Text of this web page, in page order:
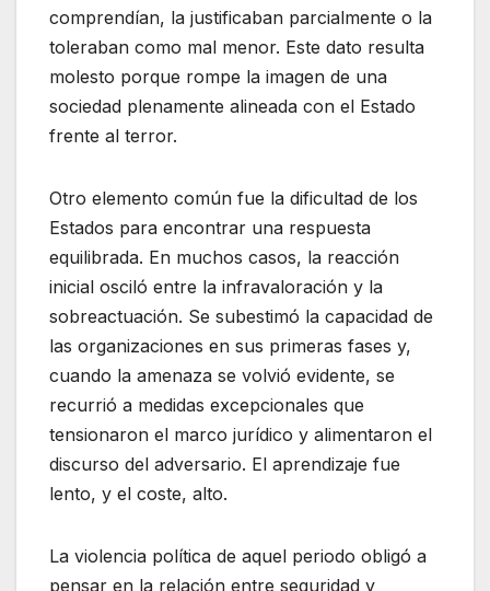
comprendían, la justificaban parcialmente o la
toleraban como mal menor. Este dato resulta
molesto porque rompe la imagen de una
sociedad plenamente alineada con el Estado
frente al terror.
Otro elemento común fue la dificultad de los
Estados para encontrar una respuesta
equilibrada. En muchos casos, la reacción
inicial osciló entre la infravaloración y la
sobreactuación. Se subestimó la capacidad de
las organizaciones en sus primeras fases y,
cuando la amenaza se volvió evidente, se
recurrió a medidas excepcionales que
tensionaron el marco jurídico y alimentaron el
discurso del adversario. El aprendizaje fue
lento, y el coste, alto.
La violencia política de aquel periodo obligó a
pensar en la relación entre seguridad y